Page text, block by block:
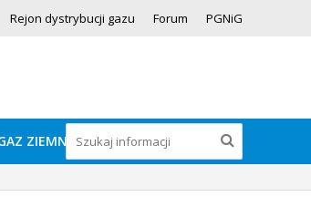
Rejon dystrybucji gazu Forum PGNiG
ZIEMNY